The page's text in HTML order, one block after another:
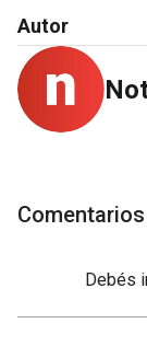
Autor
Comentarios
Debés